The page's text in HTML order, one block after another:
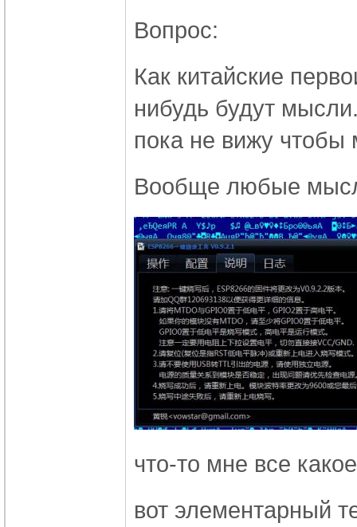
Вопрос:
Как китайские
нибудь будут
пока не вижу чтобы
Вообще любые
что-то мне все
вот элементарный